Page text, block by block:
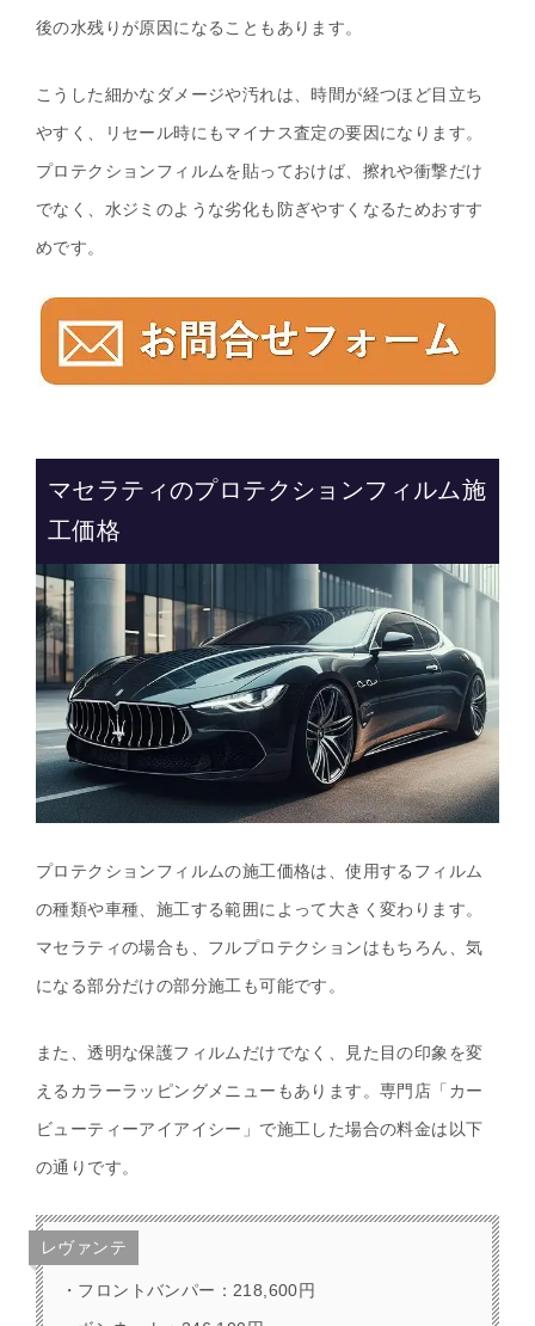
後の水残りが原因になることもあります。
こうした細かなダメージや汚れは、時間が経つほど目立ち
やすく、リセール時にもマイナス査定の要因になります。
プロテクションフィルムを貼っておけば、擦れや衝撃だけ
でなく、水ジミのような劣化も防ぎやすくなるためおすす
めです。
マセラティのプロテクションフィルム施
工価格
プロテクションフィルムの施工価格は、使用するフィルム
の種類や車種、施工する範囲によって大きく変わります。
マセラティの場合も、フルプロテクションはもちろん、気
になる部分だけの部分施工も可能です。
また、透明な保護フィルムだけでなく、見た目の印象を変
えるカラーラッピングメニューもあります。専門店「カー
ビューティーアイアイシー」で施工した場合の料金は以下
の通りです。
レヴァンテ
・フロントバンパー：218,600円